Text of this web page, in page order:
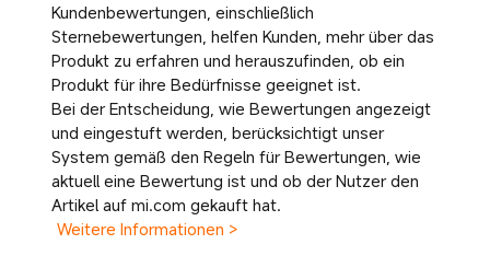
Kundenbewertungen, einschließlich
Sternebewertungen, helfen Kunden, mehr über das
Produkt zu erfahren und herauszufinden, ob ein
Produkt für ihre Bedürfnisse geeignet ist.
Bei der Entscheidung, wie Bewertungen angezeigt
und eingestuft werden, berücksichtigt unser
System gemäß den Regeln für Bewertungen, wie
aktuell eine Bewertung ist und ob der Nutzer den
Artikel auf mi.com gekauft hat.
Weitere Informationen >